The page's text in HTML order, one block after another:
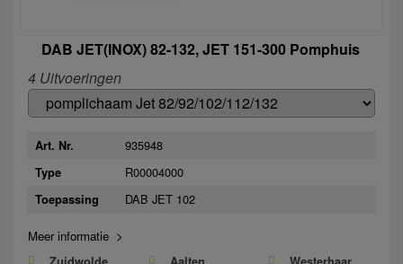
DAB JET(INOX) 82-132, JET 151-300 Pomphuis
4 Uitvoeringen
Art. Nr. 935948
Type R00004000
Toepassing DAB JET 102
Meer informatie >